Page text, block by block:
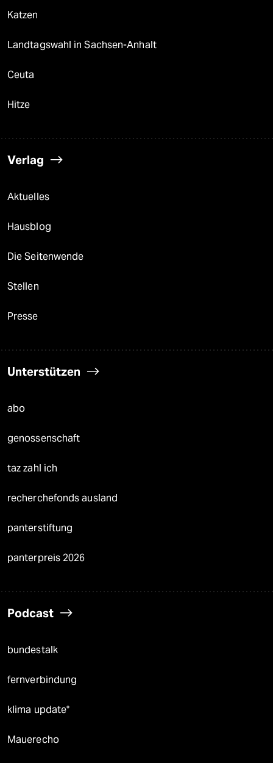
Katzen
Landtagswahl in Sachsen-Anhalt
Ceuta
Hitze
Verlag
Aktuelles
Hausblog
Die Seitenwende
Stellen
Presse
Unterstützen
abo
genossenschaft
taz zahl ich
recherchefonds ausland
panterstiftung
panterpreis 2026
Podcast
bundestalk
fernverbindung
klima update°
Mauerecho